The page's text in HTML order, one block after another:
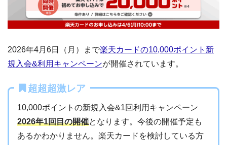
2026年4月6日（月）まで楽天カードの10,000ポイント新
規入会&利用キャンペーンが開催されています。
超超超激レア
10,000ポイントの新規入会&1回利用キャンペーン
2026年1回目の開催となります。今後の開催予定も
あるかわかりません。楽天カードを検討している方